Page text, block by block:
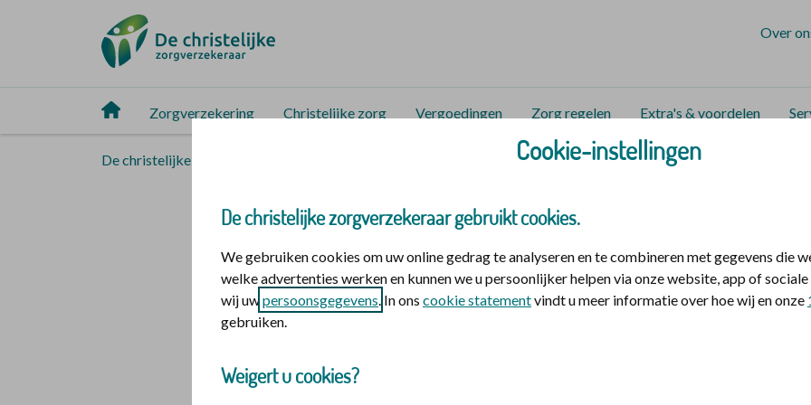
Over
Zorgverzekering Christelijke zorg Vergoedingen Zorg regelen Extra's & voordelen
De christelijke zorgverzekeraar Zorgen voor elkaar en jezelf
Podcastserie Ouder worden
Samen met Groot Nieuws Radio heeft De christelijke zorgverzekeraar een
over ouder worden. Een podcast is een opname waarnaar u kunt luisteren,
Wat kunt u verwachten?
Cookie-instellingen
De christelijke zorgverzekeraar gebruikt cookies.
We gebruiken cookies om uw online gedrag te analyseren en te combineren met gegevens die
welke advertenties werken en kunnen we u persoonlijker helpen via onze website, app of
wij uw persoonsgegevens. In ons cookie statementvindt u meer informatie over hoe wij en onze
gebruiken.
Weigert u cookies?